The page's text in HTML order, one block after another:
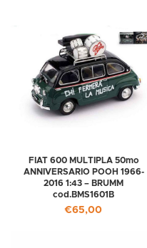
FIAT 600 MULTIPLA 50mo
ANNIVERSARIO POOH 1966-
2016 1:43 – BRUMM
cod.BMS1601B
€65,00